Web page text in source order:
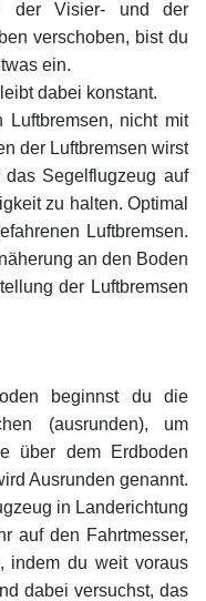
der Visier- und der
verschoben, bist du
ein.
dabei konstant.
Luftbremsen, nicht mit
der Luftbremsen wirst
Segelflugzeug auf
zu halten. Optimal
Luftbremsen.
an den Boden
der Luftbremsen
beginnst du die
(ausrunden), um
über dem Erdboden
Ausrunden genannt.
in Landerichtung
auf den Fahrtmesser,
indem du weit voraus
dabei versuchst, das